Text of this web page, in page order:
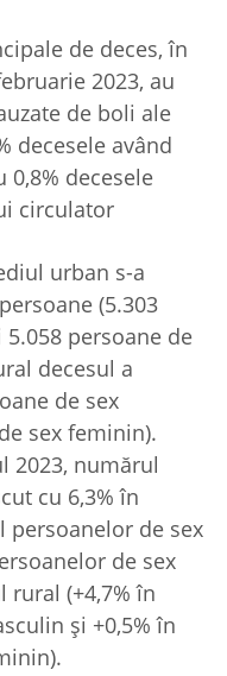
de deces, în
2023, au
de boli ale
decesele având
decesele
circulator
urban s-a
(5.303
persoane de
decesul a
de sex
sex feminin).
2023, numărul
cu 6,3% în
persoanelor de sex
de sex
rural (+4,7% în
şi +0,5% în